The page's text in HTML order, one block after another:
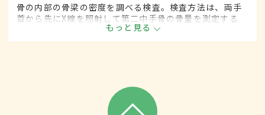
骨の内部の骨梁の密度を調べる検査。検査方法は、両手
首から先にX線を照射して第二中手骨の骨量を測定する
MD法と2種類のX線を照射し骨が吸収する量の差から調
べるDEX法などが一般的である。
もっと見る